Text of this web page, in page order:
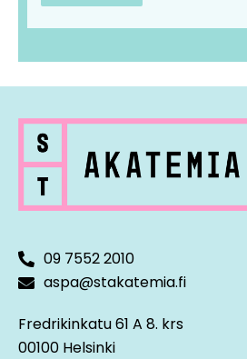
09 7552 2010
aspa@stakatemia.fi
Fredrikinkatu 61 A 8. krs
00100 Helsinki